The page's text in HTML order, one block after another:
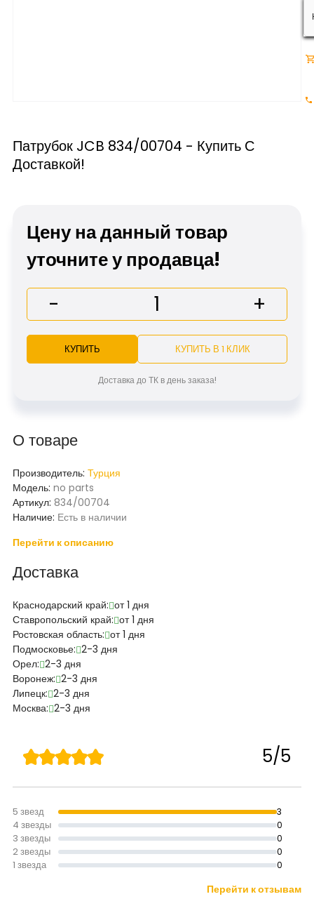
Патрубок JCB 834/00704 - Купить С
Доставкой!
О товаре
Производитель: Турция
Модель: no parts
Артикул: 834/00704
Наличие: Есть в наличии
Перейти к описанию
Доставка
Краснодарский край: от 1 дня
Ставропольский край: от 1 дня
Ростовская область: от 1 дня
Подмосковье: 2-3 дня
Орел: 2-3 дня
Воронеж: 2-3 дня
Липецк: 2-3 дня
Москва: 2-3 дня
Цену на данный товар
уточните у продавца!
- +
КУПИТЬ КУПИТЬ В 1 КЛИК
Доставка до ТК в день заказа!
5/5
5 звезд 3
4 звезды 0
3 звезды 0
2 звезды 0
1 звезда 0
Перейти к отзывам